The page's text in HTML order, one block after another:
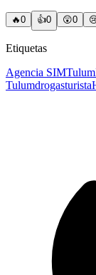
🔥0 👍0 😲0
Etiquetas
Agencia SIMTulum
Tulumdrogasturista